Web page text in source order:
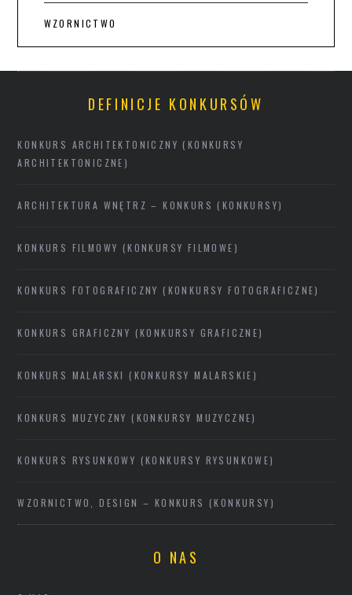
WZORNICTWO
DEFINICJE KONKURSÓW
KONKURS ARCHITEKTONICZNY (KONKURSY
ARCHITEKTONICZNE)
ARCHITEKTURA WNĘTRZ – KONKURS (KONKURSY)
KONKURS FILMOWY (KONKURSY FILMOWE)
KONKURS FOTOGRAFICZNY (KONKURSY FOTOGRAFICZNE)
KONKURS GRAFICZNY (KONKURSY GRAFICZNE)
KONKURS MALARSKI (KONKURSY MALARSKIE)
KONKURS MUZYCZNY (KONKURSY MUZYCZNE)
KONKURS RYSUNKOWY (KONKURSY RYSUNKOWE)
WZORNICTWO, DESIGN – KONKURS (KONKURSY)
O NAS